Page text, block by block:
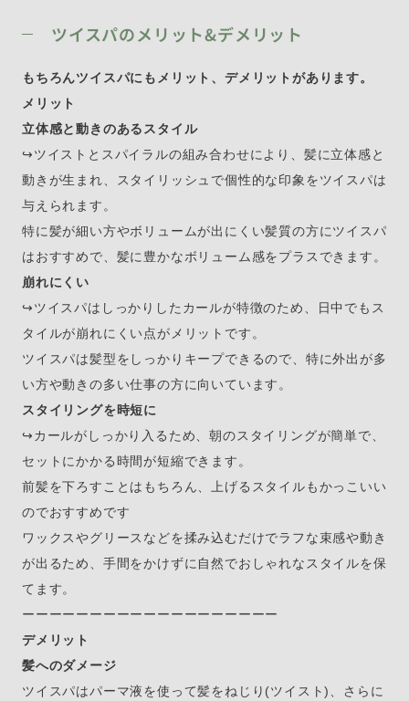
ツイスパのメリット&デメリット
もちろんツイスパにもメリット、デメリットがあります。
メリット
立体感と動きのあるスタイル
↪︎ツイストとスパイラルの組み合わせにより、髪に立体感と
動きが生まれ、スタイリッシュで個性的な印象をツイスパは
与えられます。
特に髪が細い方やボリュームが出にくい髪質の方にツイスパ
はおすすめで、髪に豊かなボリューム感をプラスできます。
崩れにくい
↪︎ツイスパはしっかりしたカールが特徴のため、日中でもス
タイルが崩れにくい点がメリットです。
ツイスパは髪型をしっかりキープできるので、特に外出が多
い方や動きの多い仕事の方に向いています。
スタイリングを時短に
↪︎カールがしっかり入るため、朝のスタイリングが簡単で、
セットにかかる時間が短縮できます。
前髪を下ろすことはもちろん、上げるスタイルもかっこいい
のでおすすめです
ワックスやグリースなどを揉み込むだけでラフな束感や動き
が出るため、手間をかけずに自然でおしゃれなスタイルを保
てます。
ーーーーーーーーーーーーーーーーーーー
デメリット
髪へのダメージ
ツイスパはパーマ液を使って髪をねじり(ツイスト)、さらに